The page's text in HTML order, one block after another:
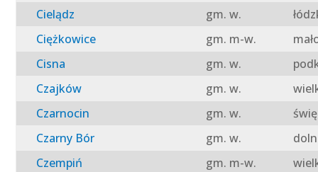
Cielądz
gm. w.
Ciężkowice
gm. m-w.
Cisna
gm. w.
Czajków
gm. w.
Czarnocin
gm. w.
Czarny Bór
gm. w.
Czempiń
gm. m-w.